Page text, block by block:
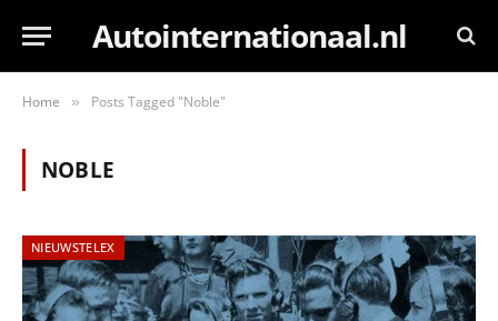
Autointernationaal.nl
Home » Posts Tagged "Noble"
NOBLE
NIEUWSTELEX